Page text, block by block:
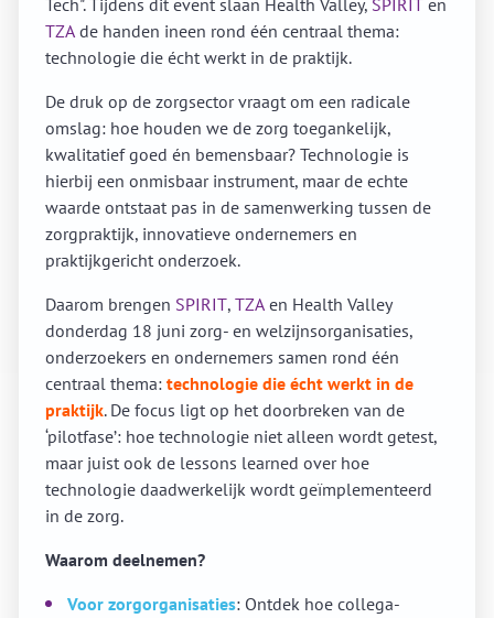
Tech". Tijdens dit event slaan Health Valley, SPIRIT en
TZA de handen ineen rond één centraal thema:
technologie die écht werkt in de praktijk.
De druk op de zorgsector vraagt om een radicale
omslag: hoe houden we de zorg toegankelijk,
kwalitatief goed én bemensbaar? Technologie is
hierbij een onmisbaar instrument, maar de echte
waarde ontstaat pas in de samenwerking tussen de
zorgpraktijk, innovatieve ondernemers en
praktijkgericht onderzoek.
Daarom brengen SPIRIT, TZA en Health Valley
donderdag 18 juni zorg- en welzijnsorganisaties,
onderzoekers en ondernemers samen rond één
centraal thema: technologie die écht werkt in de
praktijk. De focus ligt op het doorbreken van de
‘pilotfase’: hoe technologie niet alleen wordt getest,
maar juist ook de lessons learned over hoe
technologie daadwerkelijk wordt geïmplementeerd
in de zorg.
Waarom deelnemen?
Voor zorgorganisaties: Ontdek hoe collega-